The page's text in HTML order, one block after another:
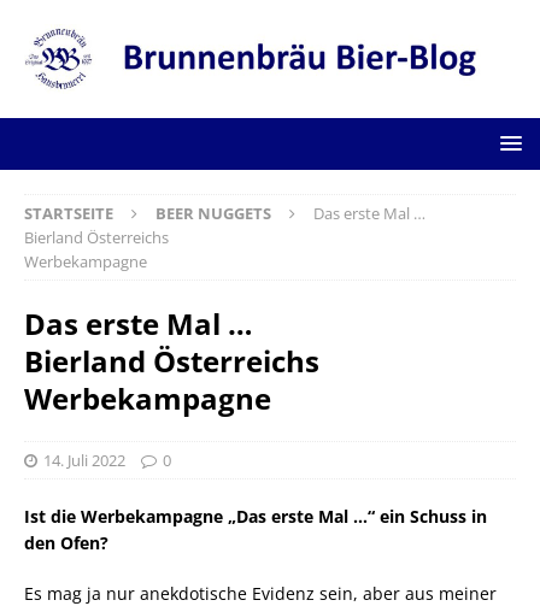
STARTSEITE BEER NUGGETS
Das erste Mal …
Bierland Österreichs
Werbekampagne
Das erste Mal …
Bierland Österreichs
Werbekampagne
14. Juli 2022 0
Ist die Werbekampagne „Das erste Mal …“ ein Schuss in
den Ofen?
Es mag ja nur anekdotische Evidenz sein, aber aus meiner